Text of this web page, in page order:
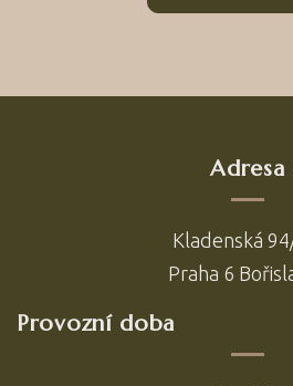
Adresa
Kladenská
Praha 6
Provozní doba